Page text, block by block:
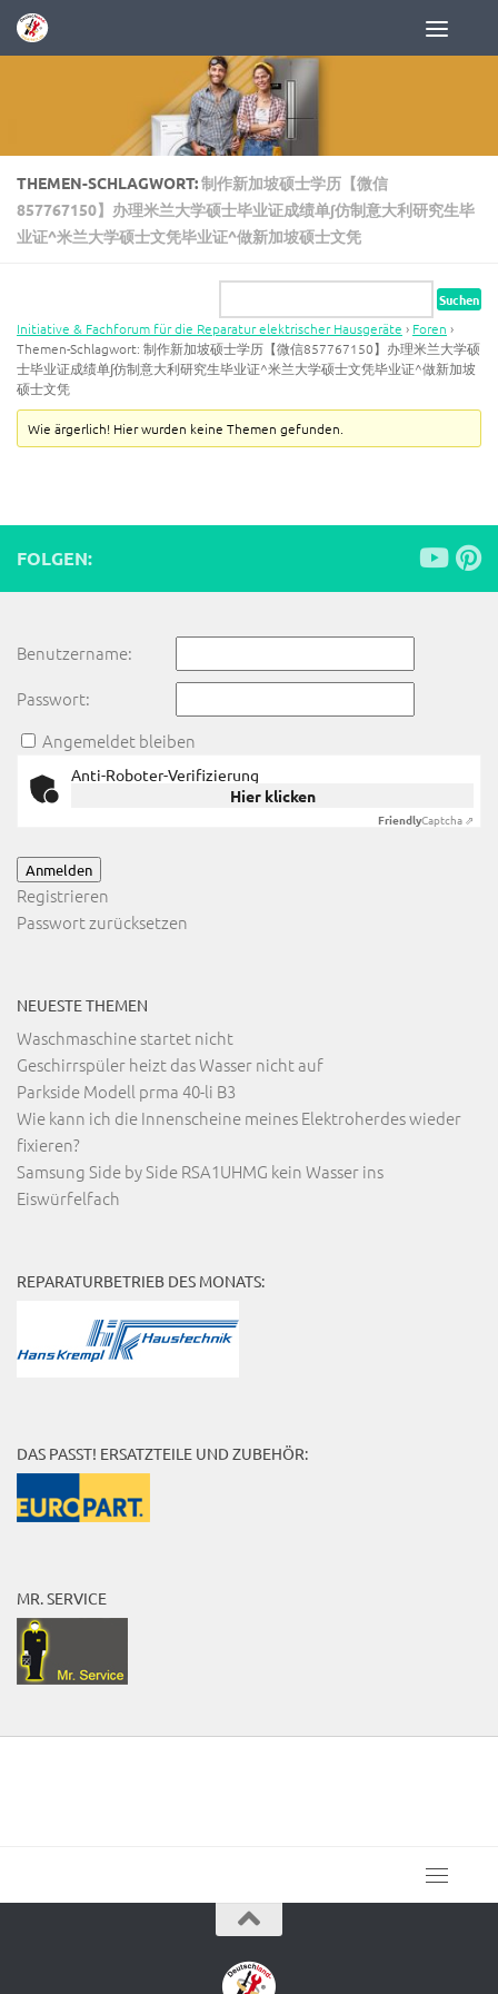
Zum Inhalt springen
THEMEN-SCHLAGWORT:制作新加坡硕士学历【微信
857767150】办理米兰大学硕士毕业证成绩单∫仿制意大利研究生毕
业证^米兰大学硕士文凭毕业证^做新加坡硕士文凭
Initiative & Fachforum für die Reparatur elektrischer Hausgeräte › Foren ›
Themen-Schlagwort: 制作新加坡硕士学历【微信857767150】办理米兰大学硕
士毕业证成绩单∫仿制意大利研究生毕业证^米兰大学硕士文凭毕业证^做新加坡
硕士文凭
Wie ärgerlich! Hier wurden keine Themen gefunden.
FOLGEN:
Benutzername:
Passwort:
Angemeldet bleiben
Anti-Roboter-Verifizierung
Hier klicken
FriendlyCaptcha ⇗
Anmelden
Registrieren
Passwort zurücksetzen
NEUESTE THEMEN
Waschmaschine startet nicht
Geschirrspüler heizt das Wasser nicht auf
Parkside Modell prma 40-li B3
Wie kann ich die Innenscheine meines Elektroherdes wieder
fixieren?
Samsung Side by Side RSA1UHMG kein Wasser ins
Eiswürfelfach
REPARATURBETRIEB DES MONATS:
DAS PASST! ERSATZTEILE UND ZUBEHÖR:
MR. SERVICE